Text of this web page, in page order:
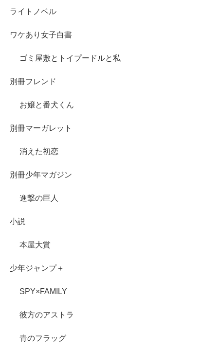
ライトノベル
ワケあり女子白書
ゴミ屋敷とトイプードルと私
別冊フレンド
お嬢と番犬くん
別冊マーガレット
消えた初恋
別冊少年マガジン
進撃の巨人
小説
本屋大賞
少年ジャンプ＋
SPY×FAMILY
彼方のアストラ
青のフラッグ